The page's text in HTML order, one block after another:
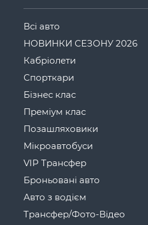
Всі авто
НОВИНКИ СЕЗОНУ 2026
Кабріолети
Спорткари
Бізнес клас
Преміум клас
Позашляховики
Мікроавтобуси
VIP Трансфер
Броньовані авто
Авто з водієм
Трансфер/Фото-Відео